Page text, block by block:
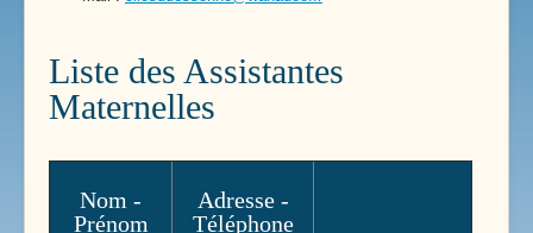
Liste des Assistantes
Maternelles
Nom -
Prénom
Adresse -
Téléphone